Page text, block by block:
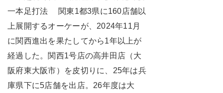
一本足打法 関東1都3県に160店舗以
上展開するオーケーが、2024年11月
に関西進出を果たしてから1年以上が
経過した。関西1号店の高井田店（大
阪府東大阪市）を皮切りに、25年は兵
庫県下に5店舗を出店。26年度は大